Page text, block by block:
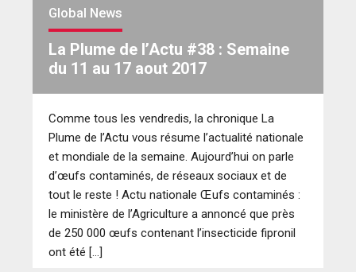
Global News
La Plume de l’Actu #38 : Semaine
du 11 au 17 aout 2017
Comme tous les vendredis, la chronique La
Plume de l’Actu vous résume l’actualité nationale
et mondiale de la semaine. Aujourd’hui on parle
d’œufs contaminés, de réseaux sociaux et de
tout le reste ! Actu nationale Œufs contaminés :
le ministère de l’Agriculture a annoncé que près
de 250 000 œufs contenant l’insecticide fipronil
ont été […]